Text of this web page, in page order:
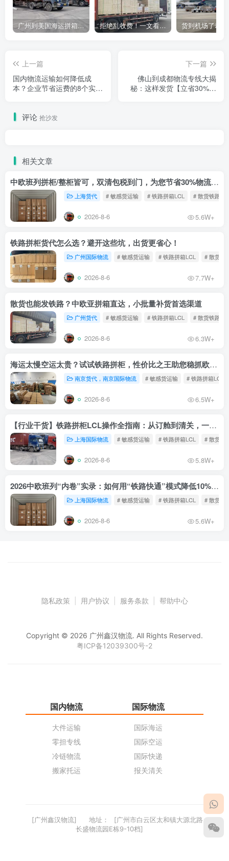
广州到美国海运拼箱多少钱？2024年最新运费构成+隐藏费用避坑指南 拒绝乱收费！一文看懂中国货代计费套路，教你避开所有隐形坑
上一篇
国内物流运输如何降低成
本？企业节省运费的8个实用
下一篇
佛山到成都物流专线大揭
秘：这样发货【立省30%运
评论 抢沙发
相关文章
中欧班列拼柜/整柜皆可，双清包税到门，为您节省30%物流成本！
上海货代 # 敏感货运输 # 铁路拼箱LCL # 散货铁路
2026-8-6 5.6W+
铁路拼柜货代怎么选？避开这些坑，出货更省心！
广州国际物流 # 敏感货运输 # 铁路拼箱LCL # 散货铁
2026-8-6 7.7W+
散货也能发铁路？中欧亚拼箱直达，小批量补货首选渠道
广州货代 # 敏感货运输 # 铁路拼箱LCL # 散货铁路
2026-8-6 6.3W+
海运太慢空运太贵？试试铁路拼柜，性价比之王助您稳抓欧洲市场
南京货代，南京国际物流 # 敏感货运输 # 铁路拼箱LCL
2026-8-6 6.5W+
【行业干货】铁路拼柜LCL操作全指南：从订舱到清关，一文读懂
上海国际物流 # 敏感货运输 # 铁路拼箱LCL # 散货铁
2026-8-6 5.8W+
2026中欧班列“内卷”实录：如何用“铁路快通”模式降低10%物流成本？
上海国际物流 # 敏感货运输 # 铁路拼箱LCL # 散货铁
2026-8-6 5.6W+
隐私政策 用户协议 服务条款 帮助中心
Copyright © 2026 广州鑫汉物流. All Rights Reserved.
粤ICP备12039300号-2
国内物流
大件运输
零担专线
冷链物流
搬家托运
国际物流
国际海运
国际空运
国际快递
报关清关
[广州鑫汉物流] 地址：
[广州市白云区太和镇大源北路
长盛物流园E栋9-10档]